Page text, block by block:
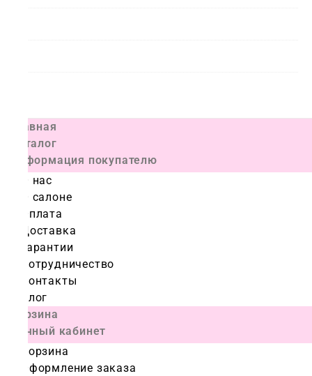
Главная
Каталог
Информация покупателю
О нас
О салоне
Оплата
Доставка
Гарантии
Сотрудничество
Контакты
Блог
Корзина
Личный кабинет
Корзина
Оформление заказа